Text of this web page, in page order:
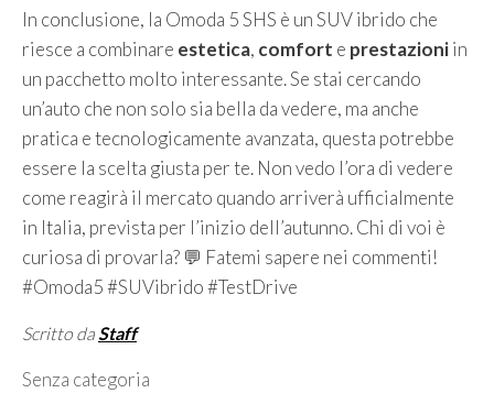
In conclusione, la Omoda 5 SHS è un SUV ibrido che
riesce a combinare estetica, comfort e prestazioniin
un pacchetto molto interessante. Se stai cercando
un’auto che non solo sia bella da vedere, ma anche
pratica e tecnologicamente avanzata, questa potrebbe
essere la scelta giusta per te. Non vedo l’ora di vedere
come reagirà il mercato quando arriverà ufficialmente
in Italia, prevista per l’inizio dell’autunno. Chi di voi è
curiosa di provarla? 💬 Fatemi sapere nei commenti!
#Omoda5 #SUVibrido #TestDrive
Scritto daStaff
Categorie
Senza categoria